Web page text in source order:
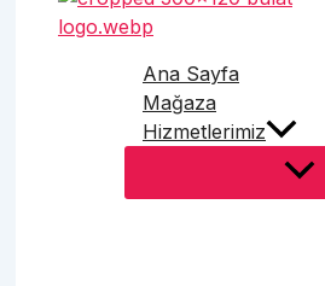
Ana Sayfa
Mağaza
Hizmetlerimiz